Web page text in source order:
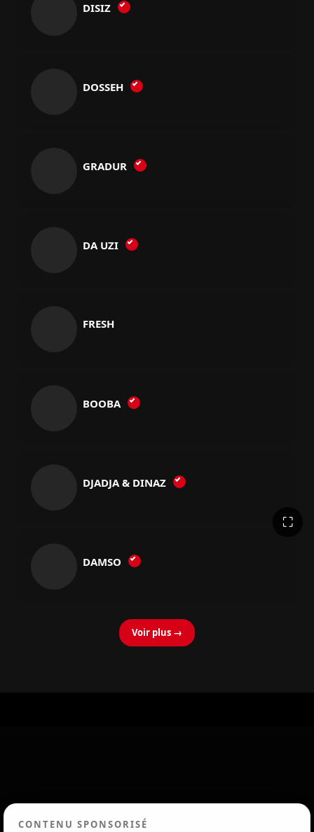
⛶
DISIZ
DOSSEH
GRADUR
DA UZI
FRESH
BOOBA
DJADJA & DINAZ
DAMSO
Voir plus →
CONTENU SPONSORISÉ